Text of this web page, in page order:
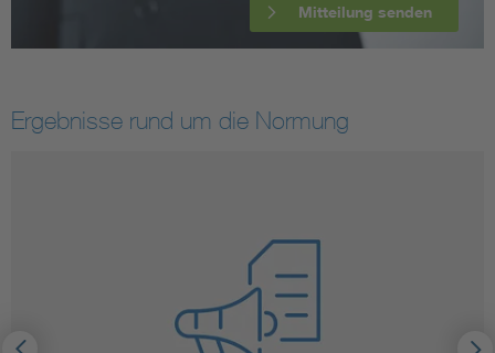
Mitteilung senden
Ergebnisse rund um die Normung